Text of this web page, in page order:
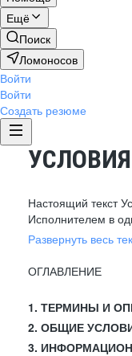
Ещё
Поиск
Ломоносов
Войти
Войти
Создать резюме
Настоящий текст
Исполнителем в
Развернуть весь
ОГЛАВЛЕНИЕ
1. ТЕРМИНЫ И
2. ОБЩИЕ
3.